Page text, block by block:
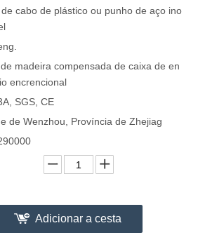
cabo de plástico ou punho de aço ino
madeira compensada de caixa de en
encrencional
SGS, CE
de Wenzhou, Província de Zhejiag
Adicionar a cesta